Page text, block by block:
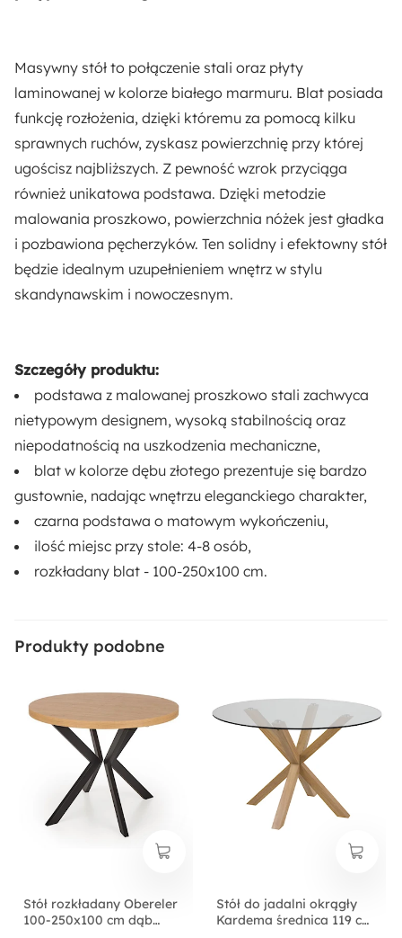
Kształt:
Okrągły Owalny
Materiał:
Metal
Płyta meblowa
Pomieszczenie:
Rodzaj:
Masywny stół to połączenie stali oraz płyty
laminowanej w kolorze białego marmuru. Blat posiada
funkcję rozłożenia, dzięki któremu za pomocą kilku
sprawnych ruchów, zyskasz powierzchnię przy której
ugościsz najbliższych. Z pewność wzrok przyciąga
również unikatowa podstawa. Dzięki metodzie
malowania proszkowo, powierzchnia nóżek jest gładka
i pozbawiona pęcherzyków. Ten solidny i efektowny stół
będzie idealnym uzupełnieniem wnętrz w stylu
skandynawskim i nowoczesnym.
Szczegóły produktu:
podstawa z malowanej proszkowo stali zachwyca
nietypowym designem, wysoką stabilnością oraz
niepodatnością na uszkodzenia mechaniczne,
blat w kolorze dębu złotego prezentuje się bardzo
gustownie, nadając wnętrzu eleganckiego charakter,
czarna podstawa o matowym wykończeniu,
ilość miejsc przy stole: 4-8 osób,
rozkładany blat - 100-250x100 cm.
Produkty podobne
Stół rozkładany Obereler
100-250x100 cm dąb
Stół do jadalni okrągły
Kardema średnica 119 cm